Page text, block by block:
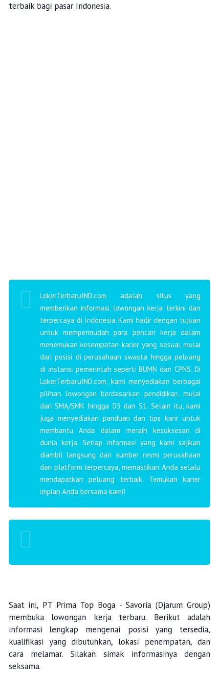
terbaik bagi pasar Indonesia.
LokerTerbaruIND.com adalah situs yang
memberikan informasi lowongan kerja terkini dan
terpercaya di Indonesia. Kami hadir dengan tujuan
untuk mempermudah para pencari kerja dalam
menemukan kesempatan karier yang sesuai, mulai
dari posisi di perusahaan swasta hingga peluang
di instansi pemerintah seperti BUMN dan CPNS. Di
LokerTerbaruIND.com, kami menyediakan berbagai
pilihan lowongan berdasarkan pendidikan, mulai
dari SMA/SMK hingga D3 dan S1. Selain itu, kami
juga menyediakan panduan dan tips karir untuk
membantu Anda dalam meraih kesuksesan di
dunia kerja. Setiap informasi yang kami sajikan
diambil langsung dari sumber resmi perusahaan
dan platform terpercaya, memastikan Anda selalu
mendapatkan peluang terbaik. Temukan karier
impian Anda bersama kami!
Saat ini, PT Prima Top Boga - Savoria (Djarum Group)
membuka lowongan kerja terbaru. Berikut adalah
informasi lengkap mengenai posisi yang tersedia,
kualifikasi yang dibutuhkan, lokasi penempatan, dan
cara melamar. Silakan simak informasinya dengan
seksama.